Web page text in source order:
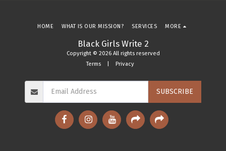
Black Girls Write 2
Copyright © 2026 All rights reserved
Terms| Privacy
HOME WHAT IS OUR MISSION? SERVICES MORE
SUBSCRIBE